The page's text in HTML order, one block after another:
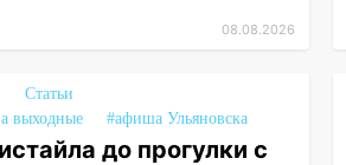
08.08.2026
Статьи
выходные
#афиша Ульяновска
до прогулки с